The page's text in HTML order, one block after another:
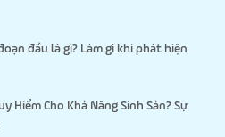
đầu là gì? Làm gì khi phát hiện
Hiểm Cho Khả Năng Sinh Sản? Sự